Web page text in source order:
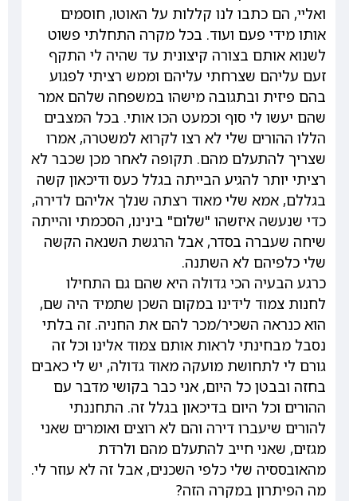
ואליי, הם כתבו לנו קללות על האוטו, חוסמים
אותו מידי פעם ועוד. בכל מקרה התחלתי פשוט
לשנוא אותם בצורה קיצונית עד שהיה לי התקף
זעם עליהם שצרחתי עליהם וממש רציתי לפגוע
בהם פיזית ובתגובה מישהו במשפחה שלהם אמר
שהם יעשו לי סוף וכמעט הכו אותי. בכל המצבים
הללו ההורים שלי לא רצו לקרוא למשטרה, אמרו
שצריך להתעלם מהם. תקופה לאחר מכן שכבר לא
רציתי יותר להגיע הבייתה בגלל כעס ודיכאון קשה
בגללם, אמא שלי מאוד רצתה שנלך אליהם לדירה,
כדי שנעשה איזשהו "שלום" בינינו, הסכמתי והייתה
שיחה שעברה בסדר, אבל הרגשת השנאה הקשה
שלי כלפיהם לא השתנה.
כרגע הבעיה הכי גדולה היא שהם גם התחילו
לחנות צמוד לידינו במקום השכן שתמיד היה שם,
הוא כנראה השכיר/מכר להם את החניה. זה בלתי
נסבל מבחינתי לראות אותם צמוד אלינו וכל זה
גורם לי לתחושת מועקה מאוד גדולה, יש לי כאבים
בחזה ובבטן כל היום, אני כבר בקושי מדבר עם
ההורים וכל היום בדיכאון בגלל זה. התחננתי
להורים שיעברו דירה והם לא רוצים ואומרים שאני
מגזים, שאני חייב להתעלם מהם ולרדת
מהאובססיה שלי כלפי השכנים, אבל זה לא עוזר לי.
מה הפיתרון במקרה הזה?